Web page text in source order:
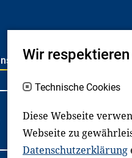
Instagram
Haftungsausschluss
Wir
Technische Cookies
Diese Webseite
Webseite zu
Datenschutzerklärung